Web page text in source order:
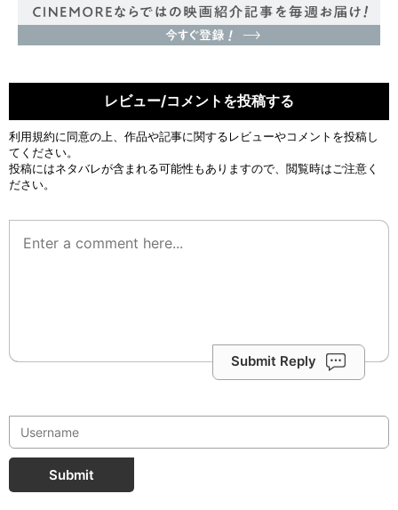
レビュー/コメントを投稿する
利用規約に同意の上、作品や記事に関するレビューやコメントを投稿し
てください。
投稿にはネタバレが含まれる可能性もありますので、閲覧時はご注意く
ださい。
Submit Reply
Submit